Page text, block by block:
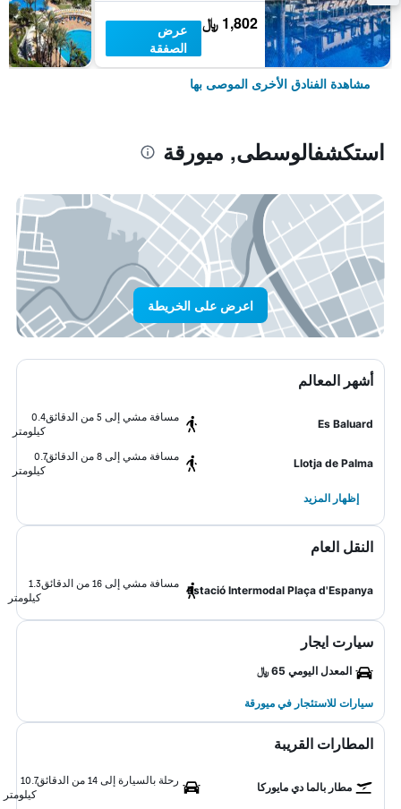
1,802 ﷼
عرض
الصفقة
مشاهدة الفنادق الأخرى الموصى بها
استكشفالوسطى, ميورقة
اعرض على الخريطة
أشهر المعالم
Es Baluard
مسافة مشي إلى 5 من الدقائق
0.4
كيلومتر
Llotja de Palma
مسافة مشي إلى 8 من الدقائق
0.7
كيلومتر
إظهار المزيد
النقل العام
Estació Intermodal Plaça d'Espanya
مسافة مشي إلى 16 من الدقائق
1.3
كيلومتر
سيارت ايجار
المعدل اليومي 65 ﷼
سيارات للاستئجار في ميورقة
المطارات القريبة
مطار بالما دي مايوركا
رحلة بالسيارة إلى 14 من الدقائق
10.7
كيلومتر